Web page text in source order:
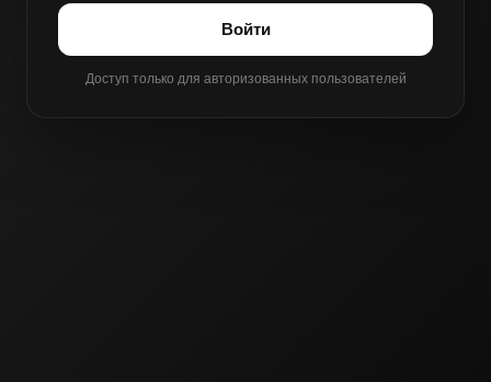
Войти
Доступ только для авторизованных пользователей